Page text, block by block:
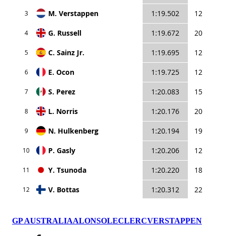
GP AUSTRALIAALONSOLECLERCVERSTAPPEN